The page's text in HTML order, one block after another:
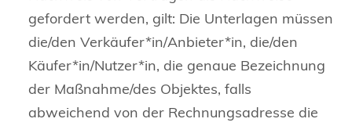
gefordert werden, gilt: Die Unterlagen müssen
die/den Verkäufer*in/Anbieter*in, die/den
Käufer*in/Nutzer*in, die genaue Bezeichnung
der Maßnahme/des Objektes, falls
abweichend von der Rechnungsadresse die